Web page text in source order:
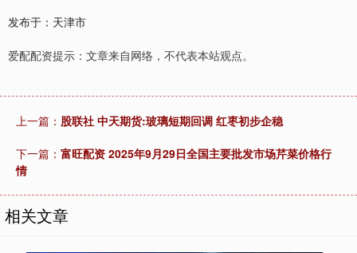
发布于：天津市
爱配配资提示：文章来自网络，不代表本站观点。
上一篇： 股联社 中天期货:玻璃短期回调 红枣初步企稳
下一篇： 富旺配资 2025年9月29日全国主要批发市场芹菜价格行
情
相关文章